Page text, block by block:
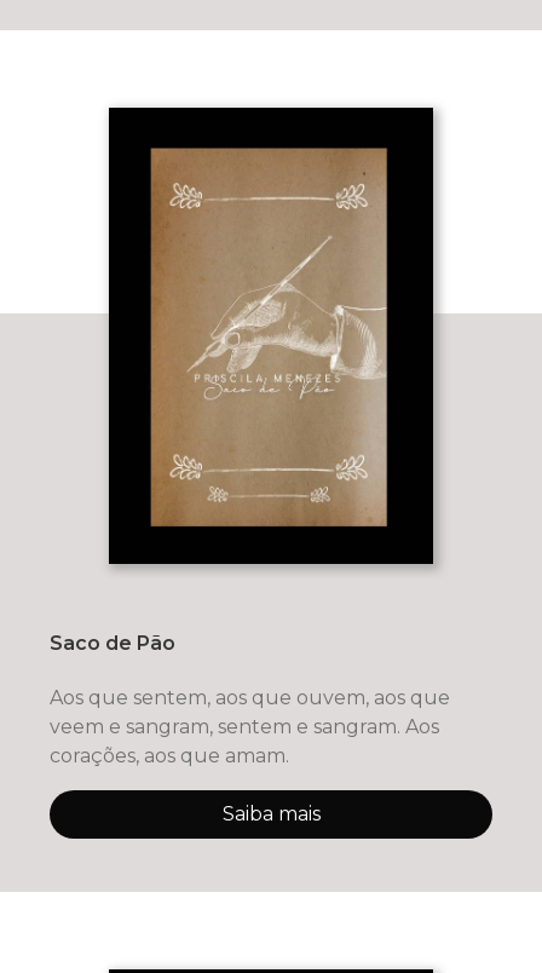
Saco de Pão
Aos que sentem, aos que ouvem, aos que
veem e sangram, sentem e sangram. Aos
corações, aos que amam.
Saiba mais